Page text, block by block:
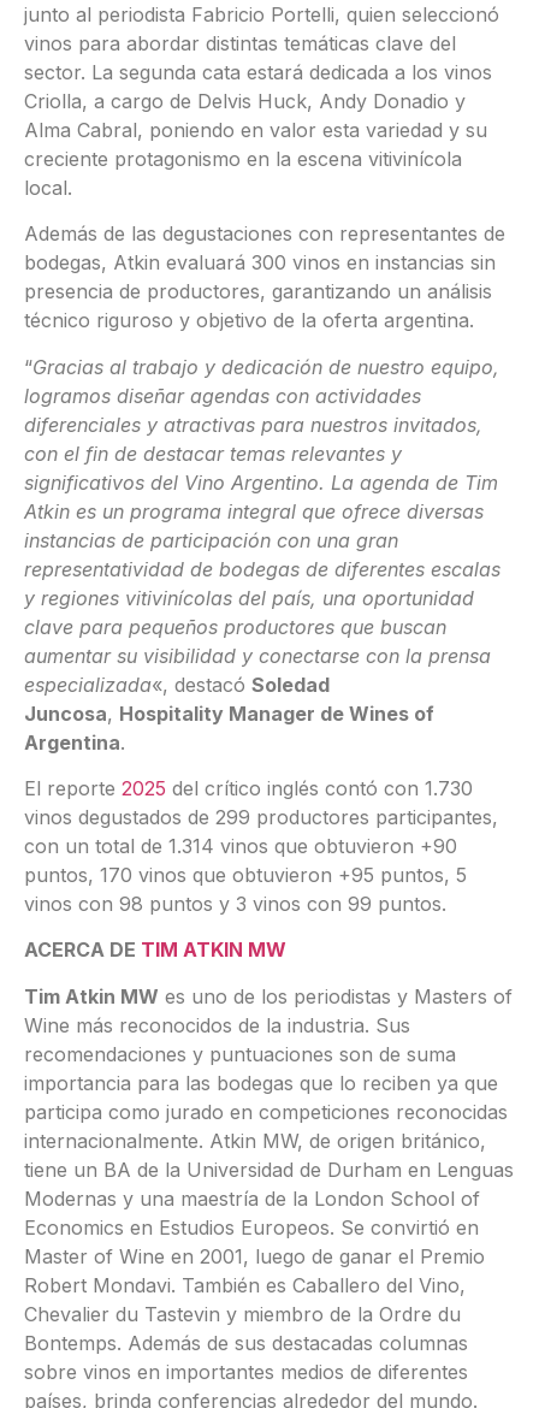
junto al periodista Fabricio Portelli, quien seleccionó
vinos para abordar distintas temáticas clave del
sector. La segunda cata estará dedicada a los vinos
Criolla, a cargo de Delvis Huck, Andy Donadio y
Alma Cabral, poniendo en valor esta variedad y su
creciente protagonismo en la escena vitivinícola
local.
Además de las degustaciones con representantes de
bodegas, Atkin evaluará 300 vinos en instancias sin
presencia de productores, garantizando un análisis
técnico riguroso y objetivo de la oferta argentina.
“Gracias al trabajo y dedicación de nuestro equipo,
logramos diseñar agendas con actividades
diferenciales y atractivas para nuestros invitados,
con el fin de destacar temas relevantes y
significativos del Vino Argentino. La agenda de Tim
Atkin es un programa integral que ofrece diversas
instancias de participación con una gran
representatividad de bodegas de diferentes escalas
y regiones vitivinícolas del país, una oportunidad
clave para pequeños productores que buscan
aumentar su visibilidad y conectarse con la prensa
especializada«, destacó Soledad
Juncosa, Hospitality Manager de Wines of
Argentina.
El reporte 2025 del crítico inglés contó con 1.730
vinos degustados de 299 productores participantes,
con un total de 1.314 vinos que obtuvieron +90
puntos, 170 vinos que obtuvieron +95 puntos, 5
vinos con 98 puntos y 3 vinos con 99 puntos.
ACERCA DE TIM ATKIN MW
Tim Atkin MW es uno de los periodistas y Masters of
Wine más reconocidos de la industria. Sus
recomendaciones y puntuaciones son de suma
importancia para las bodegas que lo reciben ya que
participa como jurado en competiciones reconocidas
internacionalmente. Atkin MW, de origen británico,
tiene un BA de la Universidad de Durham en Lenguas
Modernas y una maestría de la London School of
Economics en Estudios Europeos. Se convirtió en
Master of Wine en 2001, luego de ganar el Premio
Robert Mondavi. También es Caballero del Vino,
Chevalier du Tastevin y miembro de la Ordre du
Bontemps. Además de sus destacadas columnas
sobre vinos en importantes medios de diferentes
países, brinda conferencias alrededor del mundo.